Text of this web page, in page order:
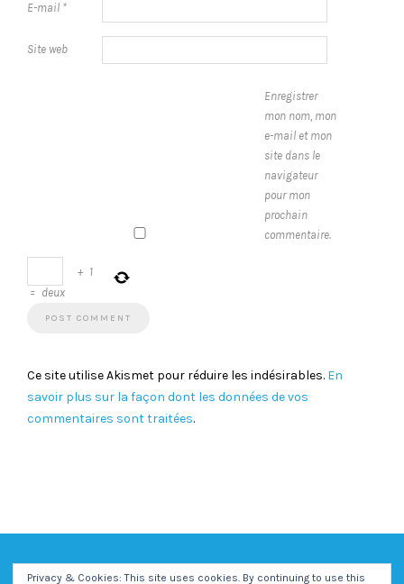
E-mail *
Site web
Enregistrer
mon nom, mon
e-mail et mon
site dans le
navigateur
pour mon
prochain
commentaire.
+ 1
= deux
Ce site utilise Akismet pour réduire les indésirables. En
savoir plus sur la façon dont les données de vos
commentaires sont traitées.
Privacy & Cookies: This site uses cookies. By continuing to use this